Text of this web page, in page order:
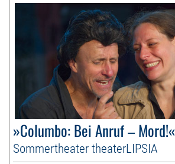
»Columbo: Bei Anruf – Mord!«
Sommertheater theaterLIPSIA